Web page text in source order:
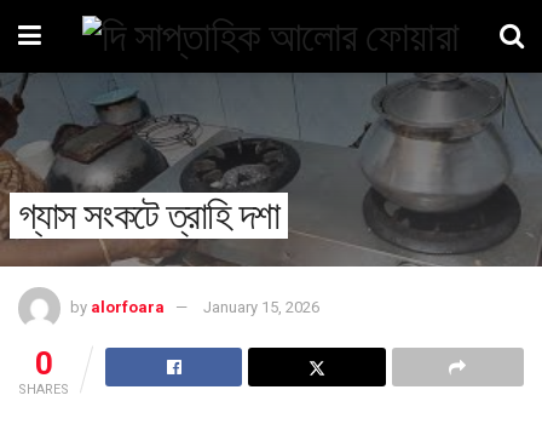
গ্যাস সংকটে ত্রাহি দশা
by alorfoara January 15, 2026
0
SHARES